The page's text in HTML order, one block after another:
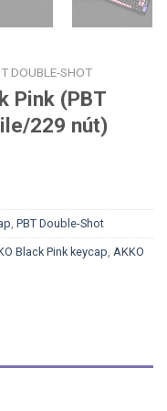
DOUBLE-SHOT
Pink (PBT
229 nút)
, PBT Double-Shot
Black Pink keycap, AKKO